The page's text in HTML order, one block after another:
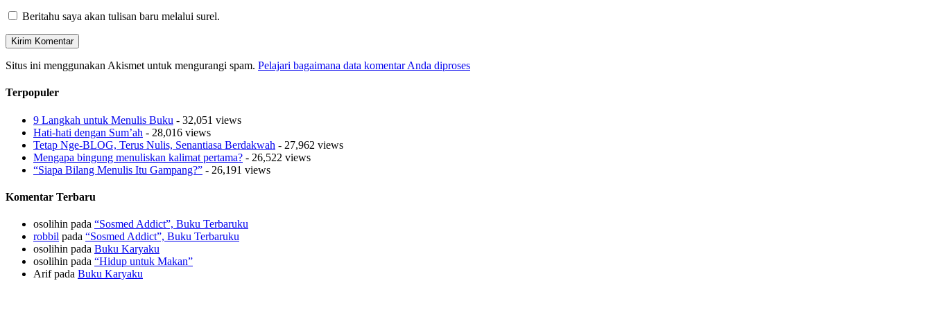
Beritahu saya akan tulisan baru melalui surel.
Situs ini menggunakan Akismet untuk mengurangi spam. Pelajari bagaimana data komentar Anda diproses
Terpopuler
9 Langkah untuk Menulis Buku - 32,051 views
Hati-hati dengan Sum’ah - 28,016 views
Tetap Nge-BLOG, Terus Nulis, Senantiasa Berdakwah - 27,962 views
Mengapa bingung menuliskan kalimat pertama? - 26,522 views
“Siapa Bilang Menulis Itu Gampang?” - 26,191 views
Komentar Terbaru
osolihin pada “Sosmed Addict”, Buku Terbaruku
robbil pada “Sosmed Addict”, Buku Terbaruku
osolihin pada Buku Karyaku
osolihin pada “Hidup untuk Makan”
Arifpada Buku Karyaku